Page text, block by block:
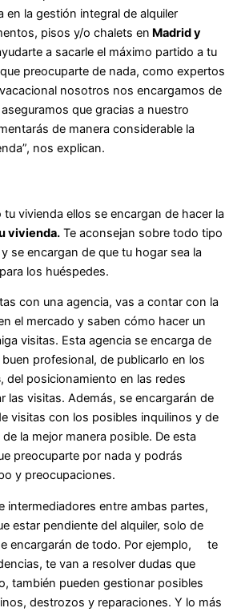
en la gestión integral de alquiler
pisos y/o chalets en Madrid y
a sacarle el máximo partido a tu
preocuparte de nada, como expertos
nosotros nos encargamos de
que gracias a nuestro
de manera considerable la
nos explican.
tu vivienda ellos se encargan de hacer la
vivienda. Te aconsejan sobre todo tipo
se encargan de que tu hogar sea la
los huéspedes.
con una agencia, vas a contar con la
el mercado y saben cómo hacer un
visitas. Esta agencia se encarga de
profesional, de publicarlo en los
, del posicionamiento en las redes
las visitas. Además, se encargarán de
visitas con los posibles inquilinos y de
la mejor manera posible. De esta
preocuparte por nada y podrás
y preocupaciones.
intermediadores entre ambas partes,
estar pendiente del alquiler, solo de
encargarán de todo. Por ejemplo, te
te van a resolver dudas que
también pueden gestionar posibles
destrozos y reparaciones. Y lo más